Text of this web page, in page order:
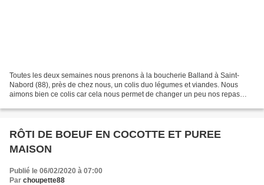
Toutes les deux semaines nous prenons à la boucherie Balland à Saint-
Nabord (88), près de chez nous, un colis duo légumes et viandes. Nous
aimons bien ce colis car cela nous permet de changer un peu nos repas
RÔTI DE BOEUF EN COCOTTE ET PUREE
MAISON
Publié le 06/02/2020 à 07:00
Par choupette88